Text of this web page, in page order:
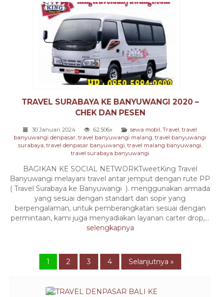
TRAVEL SURABAYA KE BANYUWANGI 2020 –
CHEK DAN PESEN
30 Januari 2024 62.506x sewa mobil, Travel, travel
banyuwangi denpasar, travel banyuwangi malang, travel banyuwangi
surabaya, travel denpasar banyuwangi, travel malang banyuwangi,
travel surabaya banyuwangi
BAGIKAN KE SOCIAL NETWORKTweetKing Travel
Banyuwangi melayani travel antar jemput dengan rute PP
( Travel Surabaya ke Banyuwangi ). menggunakan armada
yang sesuai dengan standart dan sopir yang
berpengalaman, untuk pemberangkatan sesuai dengan
permintaan, kami juga menyadiakan layanan carter drop,...
selengkapnya
1 2 3 4 Selanjutnya »